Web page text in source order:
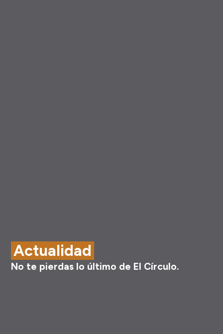
Actualidad
No te pierdas lo último de El Círculo.